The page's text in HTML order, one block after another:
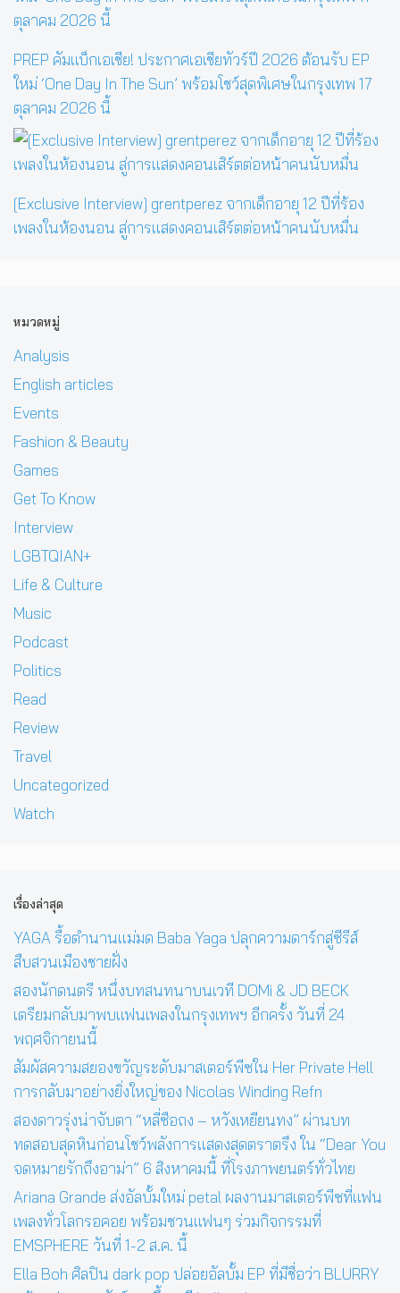
PREP คัมแบ็กเอเชีย! ประกาศเอเชียทัวร์ปี 2026 ต้อนรับ EP
ใหม่ ‘One Day In The Sun’ พร้อมโชว์สุดพิเศษในกรุงเทพ 17
ตุลาคม 2026 นี้
[Exclusive Interview] grentperez จากเด็กอายุ 12 ปีที่ร้อง
เพลงในห้องนอน สู่การแสดงคอนเสิร์ตต่อหน้าคนนับหมื่น
หมวดหมู่
Analysis
English articles
Events
Fashion & Beauty
Games
Get To Know
Interview
LGBTQIAN+
Life & Culture
Music
Podcast
Politics
Read
Review
Travel
Uncategorized
Watch
เรื่องล่าสุด
YAGA รื้อตำนานแม่มด Baba Yaga ปลุกความดาร์กสู่ซีรีส์
สืบสวนเมืองชายฝั่ง
สองนักดนตรี หนึ่งบทสนทนาบนเวที DOMi & JD BECK
เตรียมกลับมาพบแฟนเพลงในกรุงเทพฯ อีกครั้ง วันที่ 24
พฤศจิกายนนี้
สัมผัสความสยองขวัญระดับมาสเตอร์พีซใน Her Private Hell
การกลับมาอย่างยิ่งใหญ่ของ Nicolas Winding Refn
สองดาวรุ่งน่าจับตา “หลี่ซือถง – หวังเหยียนทง” ผ่านบท
ทดสอบสุดหินก่อนโชว์พลังการแสดงสุดตราตรึง ใน “Dear You
จดหมายรักถึงอาม่า” 6 สิงหาคมนี้ ที่โรงภาพยนตร์ทั่วไทย
Ariana Grande ส่งอัลบั้มใหม่ petal ผลงานมาสเตอร์พีซที่แฟน
เพลงทั่วโลกรอคอย พร้อมชวนแฟนๆ ร่วมกิจกรรมที่
EMSPHERE วันที่ 1-2 ส.ค. นี้
Ella Boh ศิลปิน dark pop ปล่อยอัลบั้ม EP ที่มีชื่อว่า BLURRY